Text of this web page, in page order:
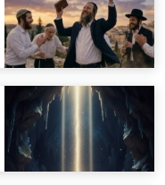
האם
אפשר